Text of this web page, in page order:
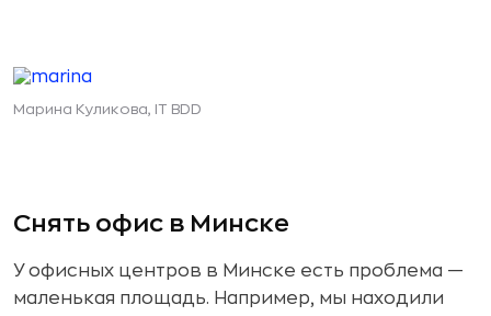
Марина Куликова, IT BDD
Снять офис в Минске
У офисных центров в Минске есть проблема —
маленькая площадь. Например, мы находили